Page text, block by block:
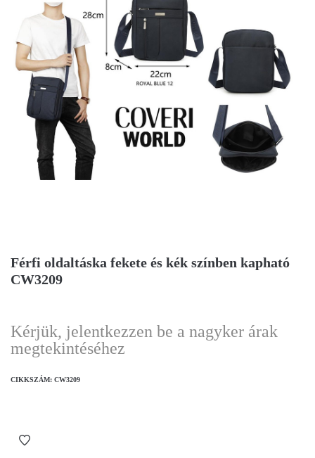
Férfi oldaltáska fekete és kék színben kapható
CW3209
Kérjük, jelentkezzen be a nagyker árak
megtekintéséhez
CIKKSZÁM: CW3209